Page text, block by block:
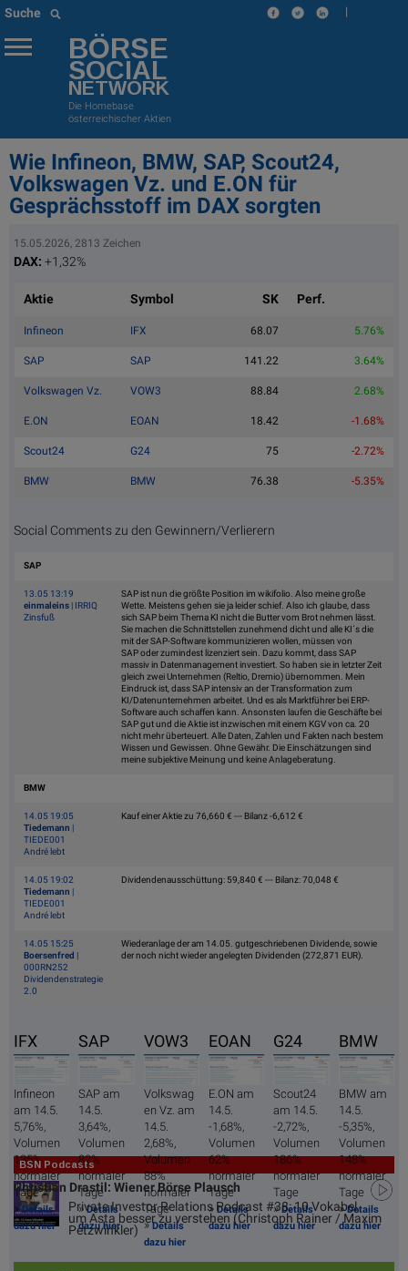
Suche |
BÖRSE
SOCIAL
NETWORK
Die Homebase
österreichischer Aktien
Wie Infineon, BMW, SAP, Scout24,
Volkswagen Vz. und E.ON für
Gesprächsstoff im DAX sorgten
15.05.2026, 2813 Zeichen
DAX: +1,32%
Aktie Symbol SK Perf.
Infineon IFX 68.07 5.76%
SAP SAP 141.22 3.64%
Volkswagen Vz. VOW3 88.84 2.68%
E.ON EOAN 18.42 -1.68%
Scout24 G24 75 -2.72%
BMW BMW 76.38 -5.35%
Social Comments zu den Gewinnern/Verlierern
SAP
13.05 13:19
einmaleins | IRRIQ
Zinsfuß
SAP ist nun die größte Position im wikifolio. Also meine große
Wette. Meistens gehen sie ja leider schief. Also ich glaube, dass
sich SAP beim Thema KI nicht die Butter vom Brot nehmen lässt.
Sie machen die Schnittstellen zunehmend dicht und alle KI´s die
mit der SAP-Software kommunizieren wollen, müssen von
SAP oder zumindest lizenziert sein. Dazu kommt, dass SAP
massiv in Datenmanagement investiert. So haben sie in letzter Zeit
gleich zwei Unternehmen (Reltio, Dremio) übernommen. Mein
Eindruck ist, dass SAP intensiv an der Transformation zum
KI/Datenunternehmen arbeitet. Und es als Marktführer bei ERP-
Software auch schaffen kann. Ansonsten laufen die Geschäfte bei
SAP gut und die Aktie ist inzwischen mit einem KGV von ca. 20
nicht mehr überteuert. Alle Daten, Zahlen und Fakten nach bestem
Wissen und Gewissen. Ohne Gewähr. Die Einschätzungen sind
meine subjektive Meinung und keine Anlageberatung.
BMW
14.05 19:05
Tiedemann |
TIEDE001
André lebt
Kauf einer Aktie zu 76,660 € --- Bilanz -6,612 €
14.05 19:02
Tiedemann |
TIEDE001
André lebt
Dividendenausschüttung: 59,840 € --- Bilanz: 70,048 €
14.05 15:25
Boersenfred |
000RN252
Dividendenstrategie
2.0
Wiederanlage der am 14.05. gutgeschriebenen Dividende, sowie
der noch nicht wieder angelegten Dividenden (272,871 EUR).
IFX
Infineon
am 14.5.
5,76%,
Volumen
135%
normaler
Tage
»Details
dazu hier
SAP
SAP am
14.5.
3,64%,
Volumen
82%
normaler
Tage
»Details
dazu hier
VOW3
Volkswag
en Vz. am
14.5.
2,68%,
Volumen
88%
normaler
Tage
»Details
dazu hier
EOAN
E.ON am
14.5.
-1,68%,
Volumen
62%
normaler
Tage
» Details
dazu hier
G24
Scout24
am 14.5.
-2,72%,
Volumen
186%
normaler
Tage
»Details
dazu hier
BMW
BMW am
14.5.
-5,35%,
Volumen
148%
normaler
Tage
»Details
dazu hier
BSN Podcasts
Christian Drastil: Wiener Börse Plausch
Private Investor Relations Podcast #38: 10 Vokabel,
um Asta besser zu verstehen (Christoph Rainer / Maxim
Petzwinkler)